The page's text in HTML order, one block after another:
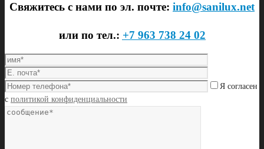
Свяжитесь с нами по эл. почте: info@sanilux.net
или по тел.: +7 963 738 24 02
Я согласен
с политикой конфиденциальности